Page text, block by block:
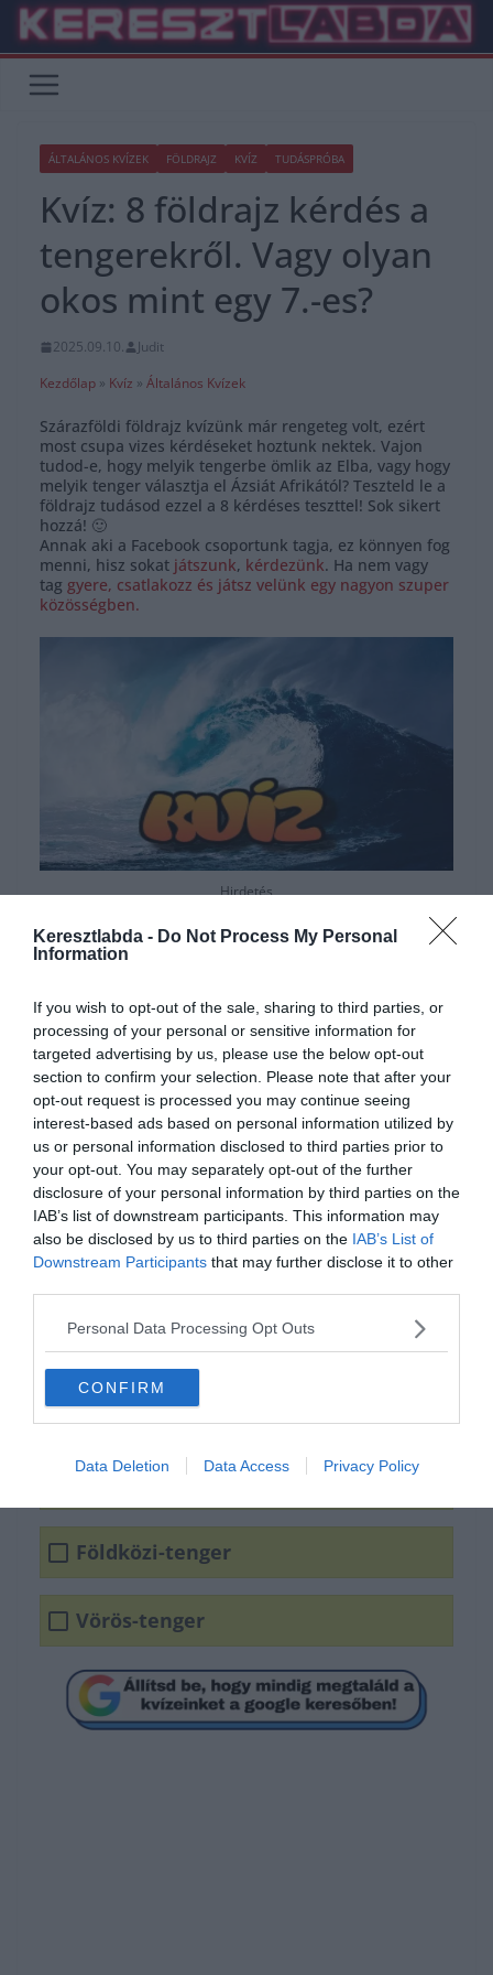
Keresztlabda - Do Not Process My Personal
Information
If you wish to opt-out of the sale, sharing to third parties, or
processing of your personal or sensitive information for
targeted advertising by us, please use the below opt-out
section to confirm your selection. Please note that after your
opt-out request is processed you may continue seeing
interest-based ads based on personal information utilized by
us or personal information disclosed to third parties prior to
your opt-out. You may separately opt-out of the further
disclosure of your personal information by third parties on the
IAB’s list of downstream participants. This information may
also be disclosed by us to third parties on the IAB’s List of
Downstream Participants that may further disclose it to other
Personal Data Processing Opt Outs
CONFIRM
Data Deletion Data Access Privacy Policy
Skip
content
ÁLTALÁNOS KVÍZEK FÖLDRAJZ KVÍZ TUDÁSPRÓBA
Kvíz: 8 földrajz kérdés a
tengerekről. Vagy olyan
okos mint egy 7.-es?
2025.09.10.
Judit
Kezdőlap » Kvíz » Általános Kvízek
Szárazföldi földrajz kvízünk már rengeteg volt, ezért
most csupa vizes kérdéseket hoztunk nektek. Vajon
tudod-e, hogy melyik tengerbe ömlik az Elba, vagy hogy
melyik tenger választja el Ázsiát Afrikától? Teszteld le a
földrajz tudásod ezzel a 8 kérdéses teszttel! Sok sikert
hozzá! 🙂
Annak aki a Facebook csoportunk tagja, ez könnyen fog
menni, hisz sokat játszunk, kérdezünk. Ha nem vagy
tag gyere, csatlakozz és játsz velünk egy nagyon szuper
közösségben.
Hirdetés
0%
Mi a neve annak a
tengernek ami Afrika,
Ázsia és a világ
legészakibb trópusi
tengere között fekszik?
Fekete-tenger
Földközi-tenger
Vörös-tenger